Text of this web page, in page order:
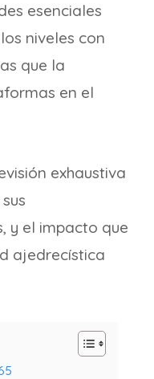
esenciales
niveles con
que la
en el
exhaustiva
y el impacto que
ajedrecística